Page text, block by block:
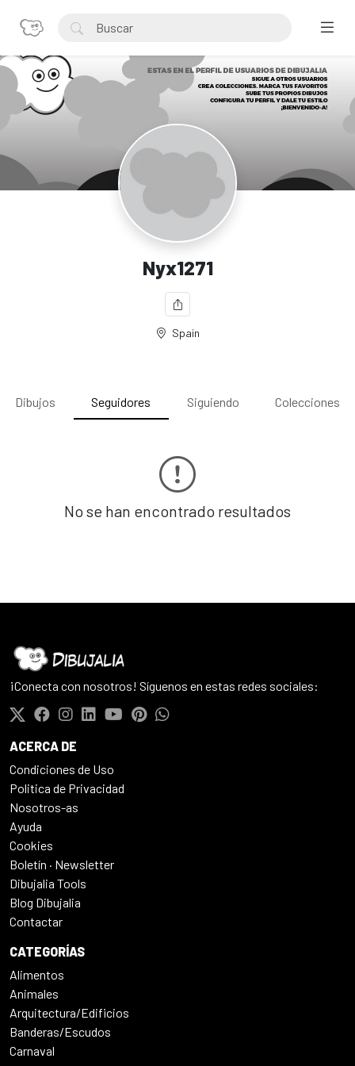
Nyx1271
Spain
Dibujos Seguidores Siguiendo Colecciones
No se han encontrado resultados
¡Conecta con nosotros! Síguenos en estas redes sociales:
ACERCA DE
Condiciones de Uso
Politica de Privacidad
Nosotros-as
Ayuda
Cookies
Boletín · Newsletter
Dibujalia Tools
Blog Dibujalia
Contactar
CATEGORÍAS
Alimentos
Animales
Arquitectura/Edificios
Banderas/Escudos
Carnaval